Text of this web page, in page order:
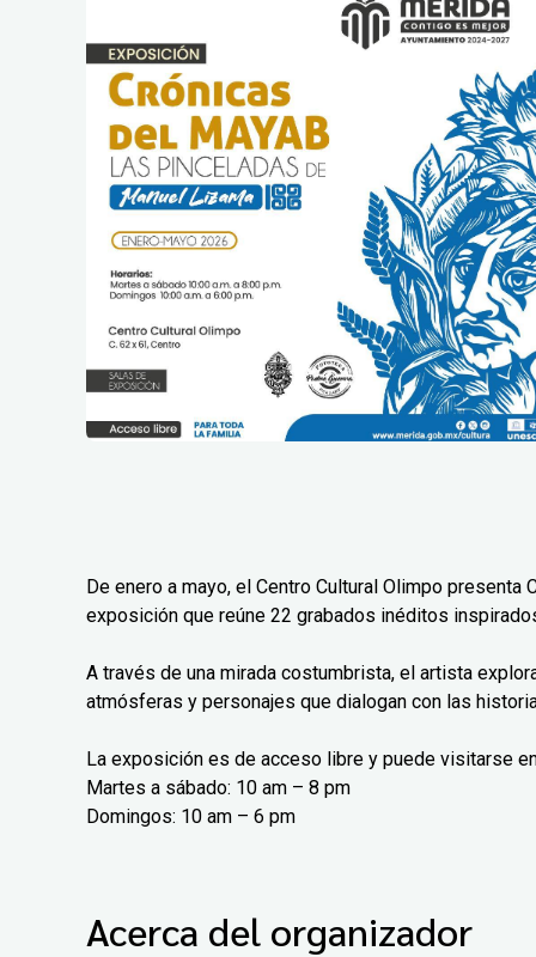
De enero a mayo, el Centro Cultural Olimpo
exposición que reúne 22 grabados inéditos
A través de una mirada costumbrista, el artista
atmósferas y personajes que dialogan con las
La exposición es de acceso libre y puede visitarse
Martes a sábado: 10 am – 8 pm
Domingos: 10 am – 6 pm
Acerca del organizador